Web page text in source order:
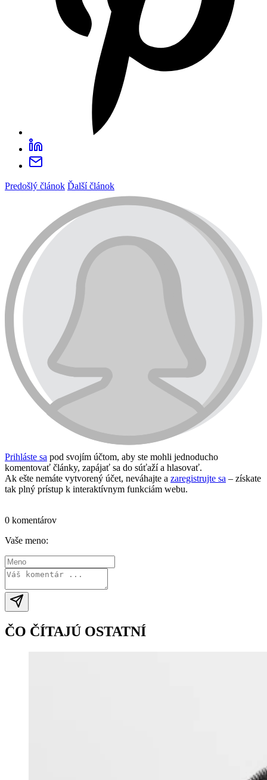
Predošlý článok Ďalší článok
Prihláste sa pod svojím účtom, aby ste mohli jednoducho
komentovať články, zapájať sa do súťaží a hlasovať.
Ak ešte nemáte vytvorený účet, neváhajte a zaregistrujte sa – získate
tak plný prístup k interaktívnym funkciám webu.
0 komentárov
Vaše meno:
ČO ČÍTAJÚ OSTATNÍ